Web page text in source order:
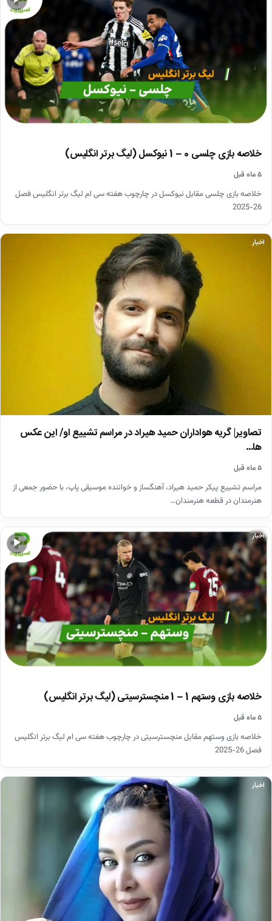
خلاصه بازی چلسی 0 – 1 نیوکسل (لیگ برتر انگلیس)
۵ ماه قبل
خلاصه بازی چلسی مقابل نیوکسل در چارچوب هفته سی ام لیگ برتر انگلیس فصل
26-2025
اخبار
تصاویر| گریه هواداران حمید هیراد در مراسم تشییع او/ این عکس
ها…
۵ ماه قبل
مراسم تشییع پیکر حمید هیراد، آهنگساز و خواننده موسیقی پاپ، با حضور جمعی از
هنرمندان در قطعه هنرمندان…
▶
اخبار
خلاصه بازی وستهم 1 – 1 منچسترسیتی (لیگ برتر انگلیس)
۵ ماه قبل
خلاصه بازی وستهم مقابل منچسترسیتی در چارچوب هفته سی ام لیگ برتر انگلیس
فصل 26-2025
اخبار